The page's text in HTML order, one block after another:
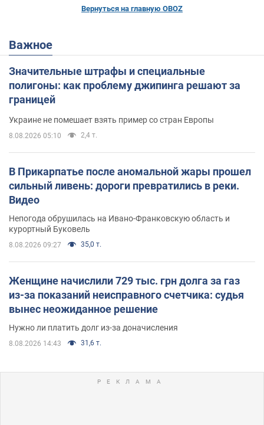
Вернуться на главную OBOZ
Важное
Значительные штрафы и специальные
полигоны: как проблему джипинга решают за
границей
Украине не помешает взять пример со стран Европы
8.08.2026 05:10 2,4 т.
В Прикарпатье после аномальной жары прошел
сильный ливень: дороги превратились в реки.
Видео
Непогода обрушилась на Ивано-Франковскую область и
курортный Буковель
8.08.2026 09:27 35,0 т.
Женщине начислили 729 тыс. грн долга за газ
из-за показаний неисправного счетчика: судья
вынес неожиданное решение
Нужно ли платить долг из-за доначисления
8.08.2026 14:43 31,6 т.